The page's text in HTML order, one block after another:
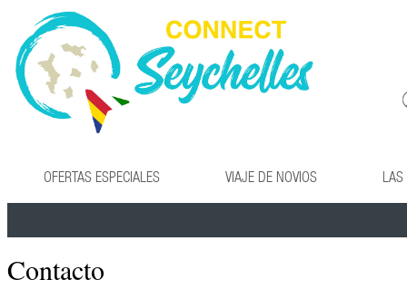
OFERTAS ESPECIALES VIAJE DE NOVIOS
Contacto